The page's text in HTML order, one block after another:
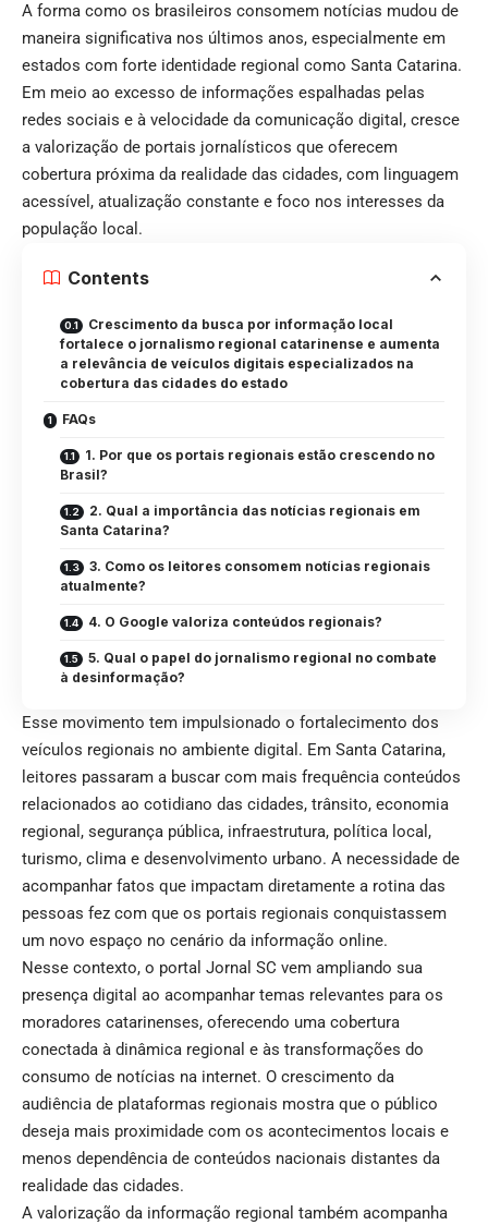
A forma como os brasileiros consomem notícias mudou de
maneira significativa nos últimos anos, especialmente em
estados com forte identidade regional como Santa Catarina.
Em meio ao excesso de informações espalhadas pelas
redes sociais e à velocidade da comunicação digital, cresce
a valorização de portais jornalísticos que oferecem
cobertura próxima da realidade das cidades, com linguagem
acessível, atualização constante e foco nos interesses da
população local.
Contents
Crescimento da busca por informação local
fortalece o jornalismo regional catarinense e aumenta
a relevância de veículos digitais especializados na
cobertura das cidades do estado
FAQs
1. Por que os portais regionais estão crescendo no
Brasil?
2. Qual a importância das notícias regionais em
Santa Catarina?
3. Como os leitores consomem notícias regionais
atualmente?
4. O Google valoriza conteúdos regionais?
5. Qual o papel do jornalismo regional no combate
à desinformação?
Esse movimento tem impulsionado o fortalecimento dos
veículos regionais no ambiente digital. Em Santa Catarina,
leitores passaram a buscar com mais frequência conteúdos
relacionados ao cotidiano das cidades, trânsito, economia
regional, segurança pública, infraestrutura, política local,
turismo, clima e desenvolvimento urbano. A necessidade de
acompanhar fatos que impactam diretamente a rotina das
pessoas fez com que os portais regionais conquistassem
um novo espaço no cenário da informação online.
Nesse contexto, o portal Jornal SC vem ampliando sua
presença digital ao acompanhar temas relevantes para os
moradores catarinenses, oferecendo uma cobertura
conectada à dinâmica regional e às transformações do
consumo de notícias na internet. O crescimento da
audiência de plataformas regionais mostra que o público
deseja mais proximidade com os acontecimentos locais e
menos dependência de conteúdos nacionais distantes da
realidade das cidades.
A valorização da informação regional também acompanha